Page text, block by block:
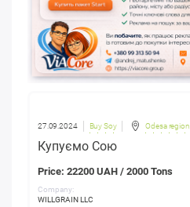
27.09.2024 Buy Soy Odesa region
Купуємо Сою
Price: 22200 UAH / 2000 Tons
Company:
WILLGRAIN LLC